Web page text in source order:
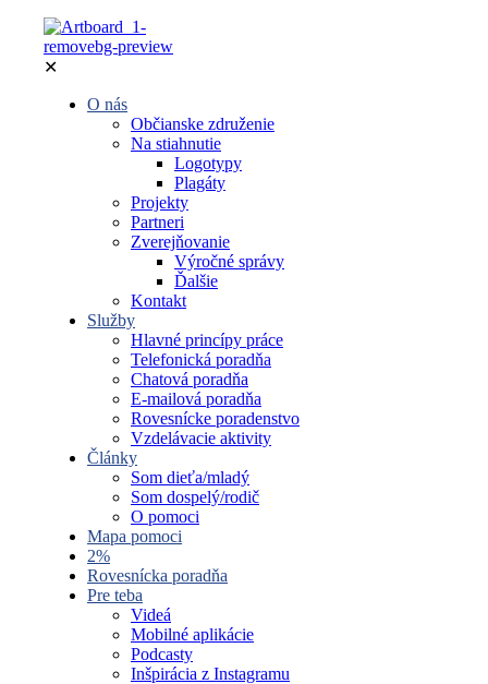
✕
O nás
Občianske združenie
Na stiahnutie
Logotypy
Plagáty
Projekty
Partneri
Zverejňovanie
Výročné správy
Ďalšie
Kontakt
Služby
Hlavné princípy práce
Telefonická poradňa
Chatová poradňa
E-mailová poradňa
Rovesnícke poradenstvo
Vzdelávacie aktivity
Články
Som dieťa/mladý
Som dospelý/rodič
O pomoci
Mapa pomoci
2%
Rovesnícka poradňa
Pre teba
Videá
Mobilné aplikácie
Podcasty
Inšpirácia z Instagramu